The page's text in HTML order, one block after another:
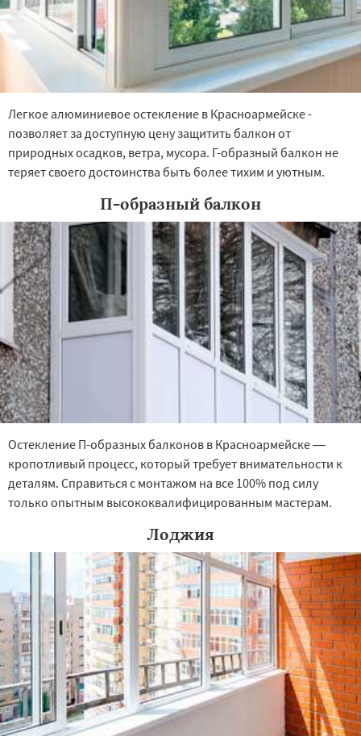
Легкое алюминиевое остекление в Красноармейске -
позволяет за доступную цену защитить балкон от
природных осадков, ветра, мусора. Г-образный балкон не
теряет своего достоинства быть более тихим и уютным.
П-образный балкон
Остекление П-образных балконов в Красноармейске —
кропотливый процесс, который требует внимательности к
деталям. Справиться с монтажом на все 100% под силу
только опытным высококвалифицированным мастерам.
Лоджия